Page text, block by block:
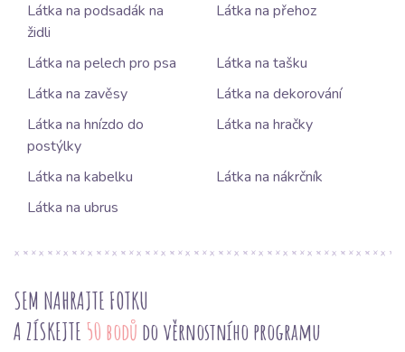
Látka na podsadák na
židli
Látka na přehoz
Látka na pelech pro psa
Látka na tašku
Látka na zavěsy
Látka na dekorování
Látka na hnízdo do
postýlky
Látka na hračky
Látka na kabelku
Látka na nákrčník
Látka na ubrus
SEM NAHRAJTE FOTKU
A ZÍSKEJTE 50 bodů do věrnostního programu